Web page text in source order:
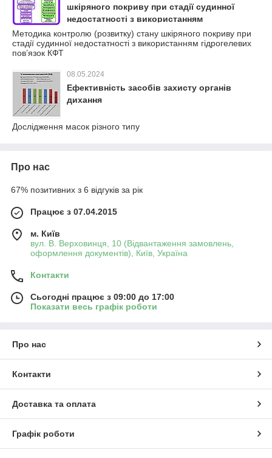
шкіряного покриву при стадії судинної
недостатності з використанням
гідрогелевих пов’язок КФТ
Методика контролю (розвитку) стану шкіряного покриву при
стадії судинної недостатності з використанням гідрогелевих
пов’язок КФТ
08.05.2024
Ефективність засобів захисту органів
дихання
Дослідження масок різного типу
Про нас
67% позитивних з 6 відгуків за рік
Працює з 07.04.2015
м. Київ
вул. В. Верховинця, 10 (Відвантаження замовлень,
оформлення документів), Київ, Україна
Контакти
Сьогодні працює з 09:00 до 17:00
Показати весь графік роботи
Про нас
Контакти
Доставка та оплата
Графік роботи